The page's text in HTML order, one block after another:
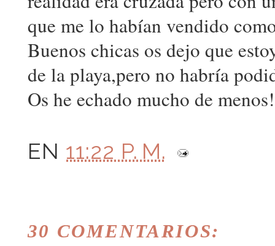
que me lo habían vendido
Buenos chicas os dejo que
de la playa,pero no habría
Os he echado mucho de
EN 11:22 P. M.
30 COMENTARIOS: